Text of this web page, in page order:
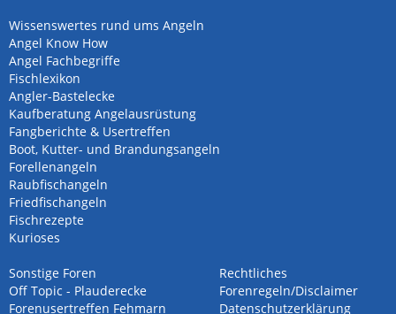
Wissenswertes rund ums Angeln
Angel Know How
Angel Fachbegriffe
Fischlexikon
Angler-Bastelecke
Kaufberatung Angelausrüstung
Fangberichte & Usertreffen
Boot, Kutter- und Brandungsangeln
Forellenangeln
Raubfischangeln
Friedfischangeln
Fischrezepte
Kurioses
Sonstige Foren
Off Topic - Plauderecke
Forenusertreffen Fehmarn
Rechtliches
Forenregeln/Disclaimer
Datenschutzerklärung